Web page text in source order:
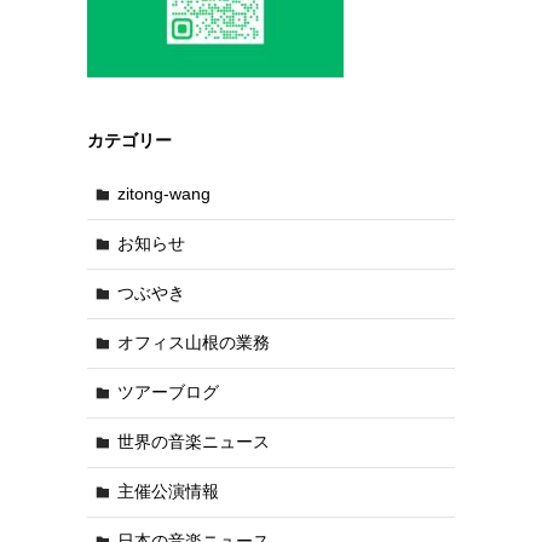
カテゴリー
zitong-wang
お知らせ
つぶやき
オフィス山根の業務
ツアーブログ
世界の音楽ニュース
主催公演情報